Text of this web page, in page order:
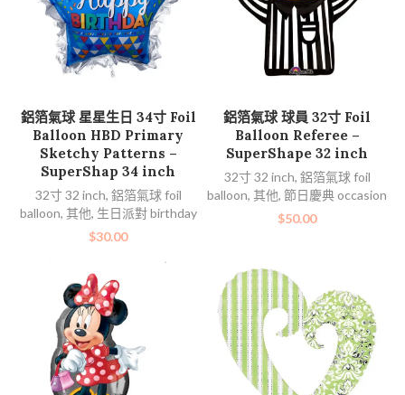
加入購物車
鋁箔氣球 星星生日 34寸 Foil
Balloon HBD Primary
Sketchy Patterns –
SuperShap 34 inch
32寸 32 inch, 鋁箔氣球 foil
balloon, 其他, 生日派對 birthday
$30.00
加入購物車
鋁箔氣球 球員 32寸 Foil
Balloon Referee –
SuperShape 32 inch
32寸 32 inch, 鋁箔氣球 foil
balloon, 其他, 節日慶典 occasion
$50.00